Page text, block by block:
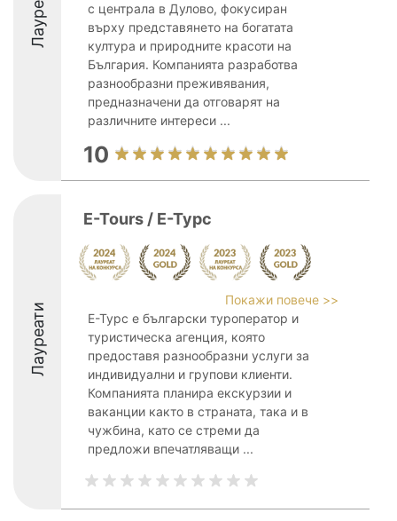
с централа в Дулово, фокусиран
върху представянето на богатата
култура и природните красоти на
България. Компанията разработва
разнообразни преживявания,
предназначени да отговарят на
различните интереси ...
10
Лауреати
E-Tours / Е-Турс
Покажи повече >>
Е-Турс е български туроператор и
туристическа агенция, която
предоставя разнообразни услуги за
индивидуални и групови клиенти.
Компанията планира екскурзии и
ваканции както в страната, така и в
чужбина, като се стреми да
предложи впечатляващи ...